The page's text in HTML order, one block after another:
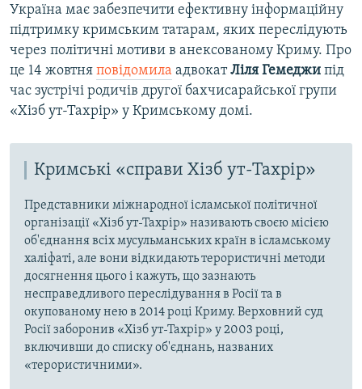
Україна має забезпечити ефективну інформаційну
підтримку кримським татарам, яких переслідують
через політичні мотиви в анексованому Криму. Про
це 14 жовтня повідомила адвокатЛіля Гемеджи під
час зустрічі родичів другої бахчисарайської групи
«Хізб ут-Тахрір» у Кримському домі.
Кримські «справи Хізб ут-Тахрір»
Представники міжнародної ісламської політичної
організації «Хізб ут-Тахрір» називають своєю місією
об'єднання всіх мусульманських країн в ісламському
халіфаті, але вони відкидають терористичні методи
досягнення цього і кажуть, що зазнають
несправедливого переслідування в Росії та в
окупованому нею в 2014 році Криму. Верховний суд
Росії заборонив «Хізб ут-Тахрір» у 2003 році,
включивши до списку об'єднань, названих
«терористичними».